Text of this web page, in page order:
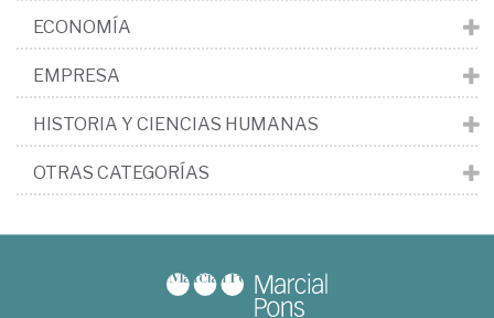
ECONOMÍA
EMPRESA
HISTORIA Y CIENCIAS HUMANAS
OTRAS CATEGORÍAS